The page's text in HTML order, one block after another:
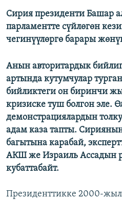
Сирия президенти Башар
парламентте сүйлөгөн
чегинүүлөргө барары
Анын авторитардык
артында кутумчулар
бийликтеги он биринчи
кризиске туш болгон эле.
демонстрациялардын
адам каза тапты.
багытына карабай,
АКШ же Израиль Ассадын
кубаттабайт.
Президенттикке 2000-